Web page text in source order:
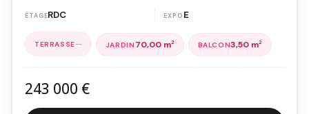
RDC E
— 70,00 m2 3,50 m2
243 000 €